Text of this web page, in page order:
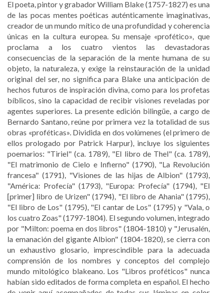
El poeta, pintor y grabador William Blake (1757-1827) es una
de las pocas mentes poéticas auténticamente imaginativas,
creador de un mundo mítico de una profundidad y coherencia
únicas en la cultura europea. Su mensaje «profético», que
proclama a los cuatro vientos las devastadoras
consecuencias de la separación de la mente humana de su
objeto, la naturaleza, y exige la reinstauración de la unidad
original del ser, no significa para Blake una anticipación de
hechos futuros de inspiración divina, como para los profetas
bíblicos, sino la capacidad de recibir visiones reveladas por
agentes superiores. La presente edición bilingüe, a cargo de
Bernardo Santano, reúne por primera vez la totalidad de sus
obras «proféticas». Dividida en dos volúmenes (el primero de
ellos prologado por Patrick Harpur), incluye los siguientes
poemarios: "Tiriel" (ca. 1789), "El libro de Thel" (ca. 1789),
"El matrimonio de Cielo e Infierno" (1790), "La Revolución
francesa" (1791), "Visiones de las hijas de Albion" (1793),
"América: Profecía" (1793), "Europa: Profecía" (1794), "El
[primer] libro de Urizen" (1794), "El libro de Ahania" (1795),
"El libro de Los" (1795), "El cantar de Los" (1795) y "Vala, o
los cuatro Zoas" (1797-1804). El segundo volumen, integrado
por "Milton: poema en dos libros" (1804-1810) y "Jerusalén,
la emanación del gigante Albion" (1804-1820), se cierra con
un exhaustivo glosario, imprescindible para la adecuada
comprensión de los nombres y conceptos del complejo
mundo mitológico blakeano. Los "Libros proféticos" nunca
habían sido editados de forma completa en español. El hecho